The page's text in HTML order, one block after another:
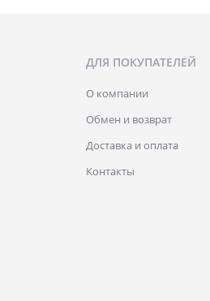
ДЛЯ ПОКУПАТЕЛЕЙ
О компании
Обмен и возврат
Доставка и оплата
Контакты